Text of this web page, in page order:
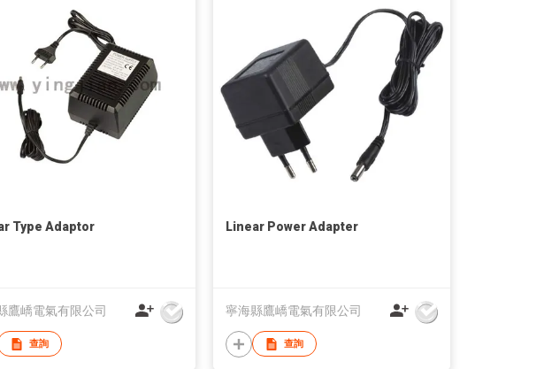
Type Adaptor
鷹嶠電氣有限公司
查詢
Linear Power Adapter
寧海縣鷹嶠電氣有限公司
查詢